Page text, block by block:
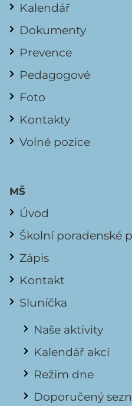
Kalendář
Dokumenty
Prevence
Pedagogové
Foto
Kontakty
Volné pozice
MŠ
Úvod
Školní poradenské
Zápis
Kontakt
Sluníčka
Naše aktivity
Kalendář akcí
Režim dne
Doporučený